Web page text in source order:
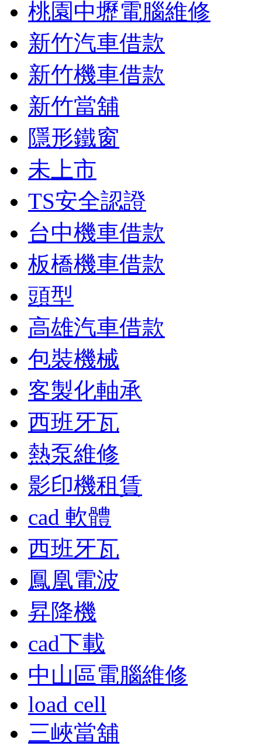
桃園中壢電腦維修
新竹汽車借款
新竹機車借款
新竹當舖
隱形鐵窗
未上市
TS安全認證
台中機車借款
板橋機車借款
頭型
高雄汽車借款
包裝機械
客製化軸承
西班牙瓦
熱泵維修
影印機租賃
cad 軟體
西班牙瓦
鳳凰電波
昇降機
cad下載
中山區電腦維修
load cell
三峽當舖